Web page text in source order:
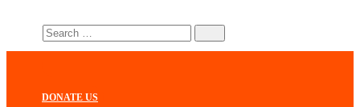
DONATE US